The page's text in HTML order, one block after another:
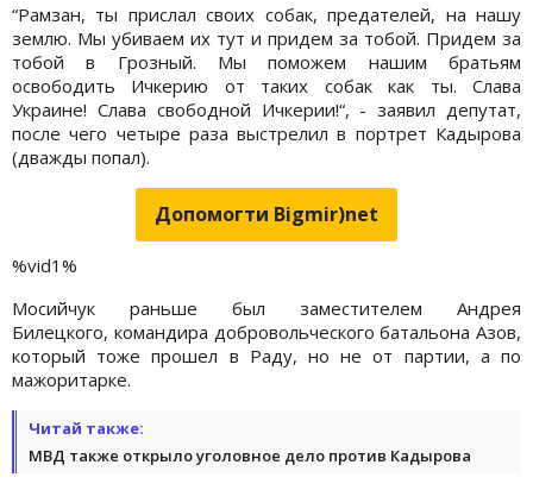
“Рамзан, ты прислал своих собак, предателей, на нашу
землю. Мы убиваем их тут и придем за тобой. Придем за
тобой в Грозный. Мы поможем нашим братьям
освободить Ичкерию от таких собак как ты. Слава
Украине! Слава свободной Ичкерии!“, - заявил депутат,
после чего четыре раза выстрелил в портрет Кадырова
(дважды попал).
Допомогти Bigmir)net
%vid1%
Мосийчук раньше был заместителем Андрея
Билецкого, командира добровольческого батальона Азов,
который тоже прошел в Раду, но не от партии, а по
мажоритарке.
Читай также:
МВД также открыло уголовное дело против Кадырова